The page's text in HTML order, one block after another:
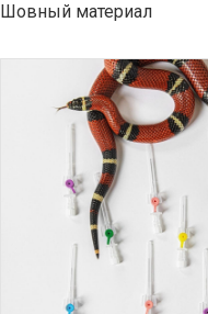
Шовный материал